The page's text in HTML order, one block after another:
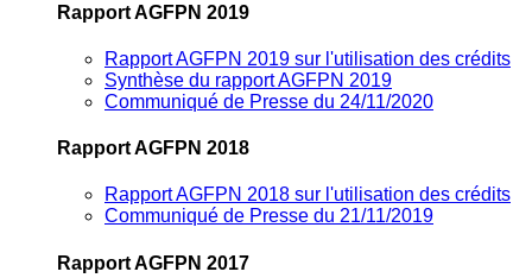
Rapport AGFPN 2019
Rapport AGFPN 2019 sur l'utilisation des crédits
Synthèse du rapport AGFPN 2019
Communiqué de Presse du 24/11/2020
Rapport AGFPN 2018
Rapport AGFPN 2018 sur l'utilisation des crédits
Communiqué de Presse du 21/11/2019
Rapport AGFPN 2017